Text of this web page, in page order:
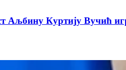
Аљбину Куртију Вучић